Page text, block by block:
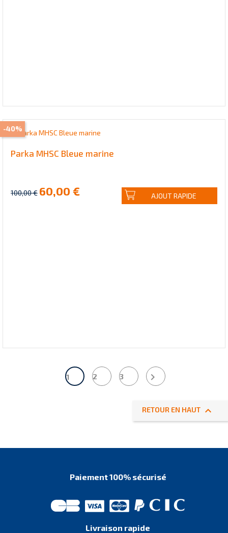
Parka MHSC Bleue marine
100,00 € 60,00 € AJOUT RAPIDE
-40%
1 2 3 
RETOUR EN HAUT 
Paiement 100% sécurisé
Livraison rapide